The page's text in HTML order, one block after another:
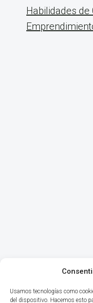
Usamos tecnologías como
del dispositivo. Hacemos esto
Habilidades de